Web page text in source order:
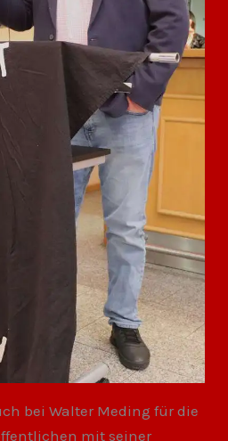
bei Walter Meding für die
mit seiner